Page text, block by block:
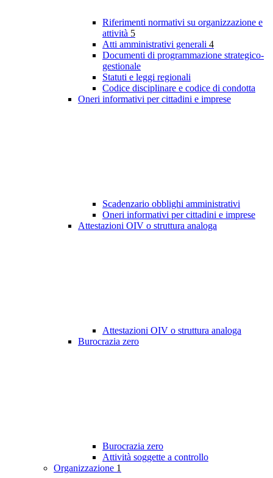
Riferimenti normativi su organizzazione e
attività 5
Atti amministrativi generali 4
Documenti di programmazione strategico-
gestionale
Statuti e leggi regionali
Codice disciplinare e codice di condotta
Oneri informativi per cittadini e imprese
Scadenzario obblighi amministrativi
Oneri informativi per cittadini e imprese
Attestazioni OIV o struttura analoga
Attestazioni OIV o struttura analoga
Burocrazia zero
Burocrazia zero
Attività soggette a controllo
Organizzazione 1